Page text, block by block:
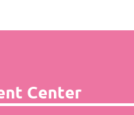
Center